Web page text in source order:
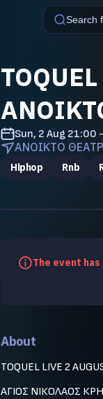
Search
Sun, 2 Aug 21:00
ΑΝΟΙΚΤΟ
Hiphop Rnb
The event has
About
TOQUEL LIVE 2
ΑΓΙΟΣ ΝΙΚΟΛΑΟΣ